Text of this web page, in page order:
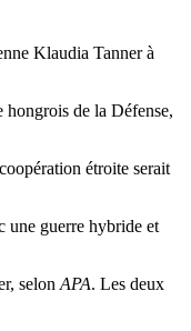
Klaudia Tanner à
hongrois de la Défense,
étroite serait
une guerre hybride et
selon APA. Les deux